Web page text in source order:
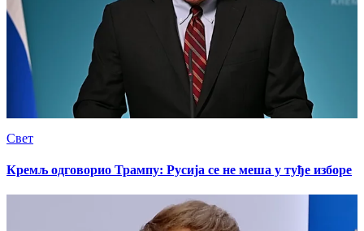
Свет
Кремљ одговорио Трампу: Русија се не меша у туђе изборе